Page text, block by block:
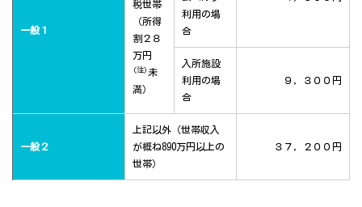
一般１
税世帯
（所得
割２８
万円
(注) 未
満）
利用の場
合
入所施設
利用の場
合
９，３００円
一般２
上記以外（世帯収入
が概ね890万円以上の
世帯）
３７，２００円